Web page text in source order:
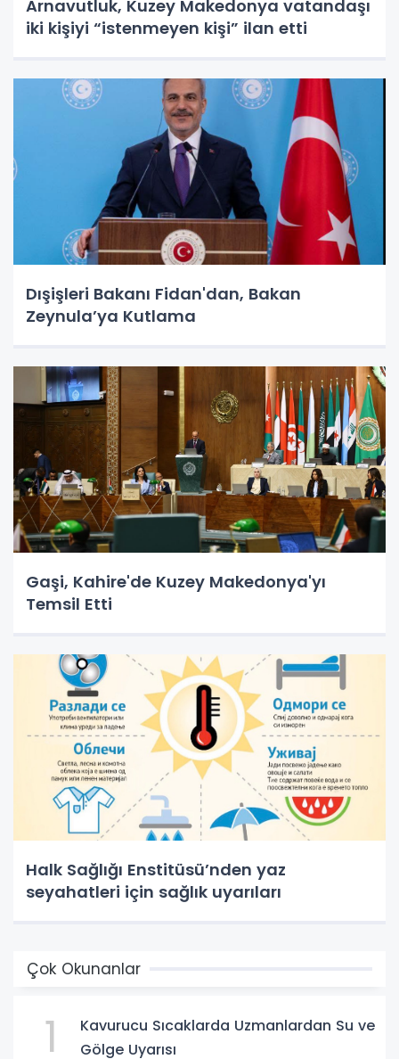
Arnavutluk, Kuzey Makedonya vatandaşı
iki kişiyi “istenmeyen kişi” ilan etti
Dışişleri Bakanı Fidan'dan, Bakan
Zeynula’ya Kutlama
Gaşi, Kahire'de Kuzey Makedonya'yı
Temsil Etti
Halk Sağlığı Enstitüsü’nden yaz
seyahatleri için sağlık uyarıları
Çok Okunanlar
1
Kavurucu Sıcaklarda Uzmanlardan Su ve
Gölge Uyarısı